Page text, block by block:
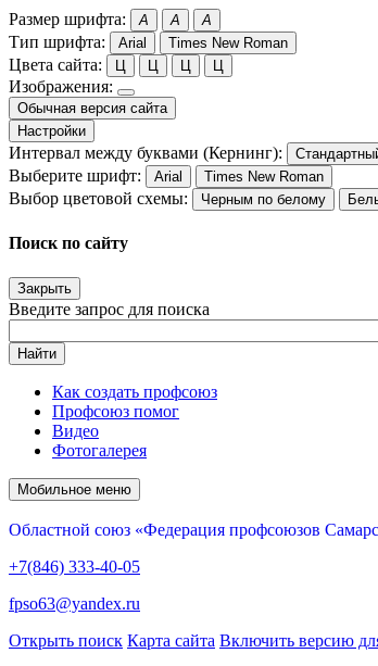
Размер шрифта: A A A
Тип шрифта: Arial Times New Roman
Цвета сайта: Ц Ц Ц Ц
Изображения:
Обычная версия сайта
Настройки
Интервал между буквами (Кернинг):
Выберите шрифт: Arial Times New Roman
Выбор цветовой схемы: Черным по белому
Поиск по сайту
Закрыть
Введите запрос для поиска
Найти
Как создать профсоюз
Профсоюз помог
Видео
Фотогалерея
Мобильное меню
Областной союз «Федерация профсоюзов
+7(846) 333-40-05
fpso63@yandex.ru
Открыть поиск Карта сайта Включить версию